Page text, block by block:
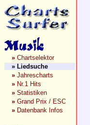
» Chartselektor
» Liedsuche
» Jahrescharts
» Nr.1 Hits
» Statistiken
» Grand Prix / ESC
» Datenbank Infos